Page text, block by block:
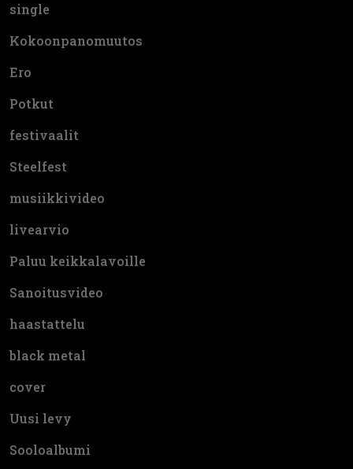
single
Kokoonpanomuutos
Ero
Potkut
festivaalit
Steelfest
musiikkivideo
livearvio
Paluu keikkalavoille
Sanoitusvideo
haastattelu
black metal
cover
Uusi levy
Sooloalbumi